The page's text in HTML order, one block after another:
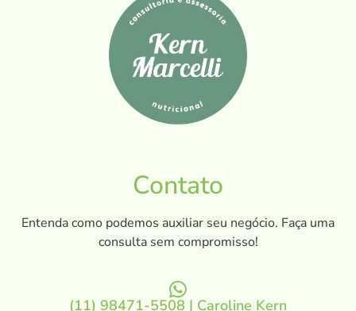
Contato
Entenda como podemos auxiliar seu negócio. Faça uma
consulta sem compromisso!
(11) 98471-5508 | Caroline Kern